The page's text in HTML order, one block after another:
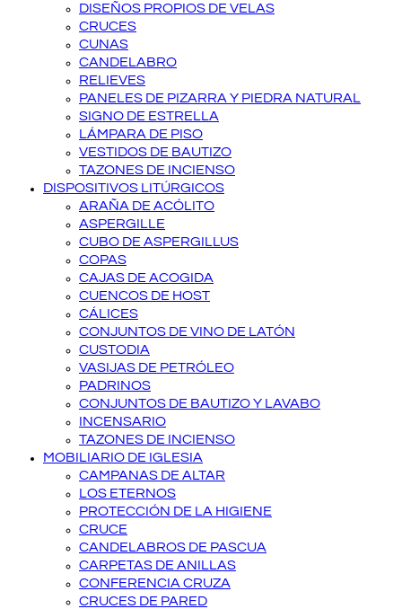
DISEÑOS PROPIOS DE VELAS
CRUCES
CUNAS
CANDELABRO
RELIEVES
PANELES DE PIZARRA Y PIEDRA NATURAL
SIGNO DE ESTRELLA
LÁMPARA DE PISO
VESTIDOS DE BAUTIZO
TAZONES DE INCIENSO
DISPOSITIVOS LITÚRGICOS
ARAÑA DE ACÓLITO
ASPERGILLE
CUBO DE ASPERGILLUS
COPAS
CAJAS DE ACOGIDA
CUENCOS DE HOST
CÁLICES
CONJUNTOS DE VINO DE LATÓN
CUSTODIA
VASIJAS DE PETRÓLEO
PADRINOS
CONJUNTOS DE BAUTIZO Y LAVABO
INCENSARIO
TAZONES DE INCIENSO
MOBILIARIO DE IGLESIA
CAMPANAS DE ALTAR
LOS ETERNOS
PROTECCIÓN DE LA HIGIENE
CRUCE
CANDELABROS DE PASCUA
CARPETAS DE ANILLAS
CONFERENCIA CRUZA
CRUCES DE PARED